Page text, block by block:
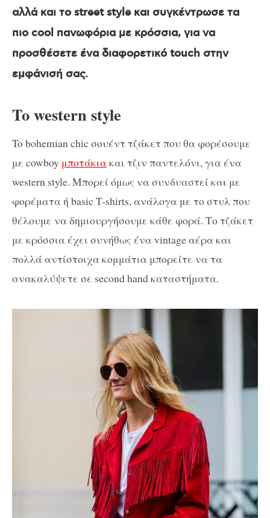
αλλά και το street style και συγκέντρωσε τα
πιο cool πανωφόρια με κρόσσια, για να
προσθέσετε ένα διαφορετικό touch στην
εμφάνισή σας.
To western style
To bohemian chic σουέντ τζάκετ που θα φορέσουμε
με cowboy μποτάκιακαι τζιν παντελόνι, για ένα
western style. Μπορεί όμως να συνδυαστεί και με
φορέματα ή basic T-shirts, ανάλογα με το στυλ που
θέλουμε να δημιουργήσουμε κάθε φορά. Το τζάκετ
με κρόσσια έχει συνήθως ένα vintage αέρα και
πολλά αντίστοιχα κομμάτια μπορείτε να τα
ανακαλύψετε σε second hand καταστήματα.